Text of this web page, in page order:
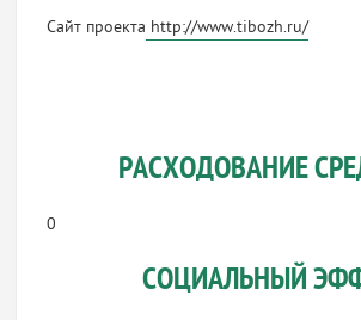
Сайт проекта http://www.tibozh.ru/
РАСХОДОВАНИЕ
0
СОЦИАЛЬНЫЙ